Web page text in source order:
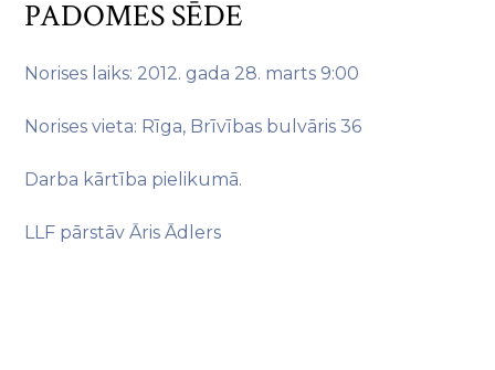
PADOMES SĒDE
Norises laiks: 2012. gada 28. marts 9:00
Norises vieta: Rīga, Brīvības bulvāris 36
Darba kārtība pielikumā.
LLF pārstāv Āris Ādlers